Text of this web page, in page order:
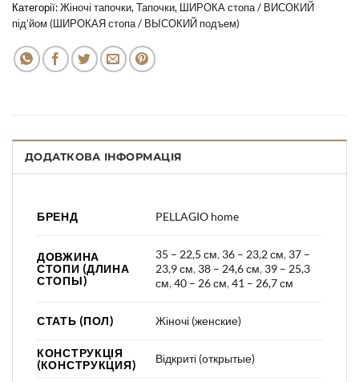
Категорії:Жіночі тапочки,Тапочки, ШИРОКА стопа / ВИСОКИЙ
під’йом (ШИРОКАЯ стопа / ВЫСОКИЙ подъем)
ДОДАТКОВА ІНФОРМАЦІЯ
БРЕНД PELLAGIO home
ДОВЖИНА
СТОПИ (ДЛИНА
СТОПЫ)
35 – 22,5 см, 36 – 23,2 см, 37 –
23,9 см, 38 – 24,6 см, 39 – 25,3
см,40 – 26 см,41 – 26,7 см
СТАТЬ (ПОЛ) Жіночі (женские)
КОНСТРУКЦІЯ
(КОНСТРУКЦИЯ)
Відкриті (открытые)